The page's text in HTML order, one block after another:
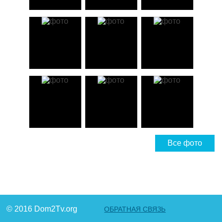
Все фото
© 2016 Dom2Tv.org ОБРАТНАЯ СВЯЗЬ